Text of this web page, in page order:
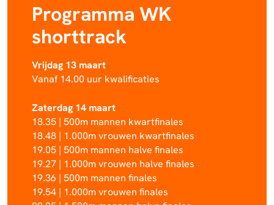
Programma WK
shorttrack
Vrijdag 13 maart
Vanaf 14.00 uur kwalificaties
Zaterdag 14 maart
18.35 | 500m mannen kwartfinales
18.48 | 1.000m vrouwen kwartfinales
19.05 | 500m mannen halve finales
19.27 | 1.000m vrouwen halve finales
19.36 | 500m mannen finales
19.54 | 1.000m vrouwen finales